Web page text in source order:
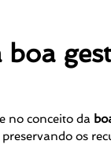
boa
no conceito da
os